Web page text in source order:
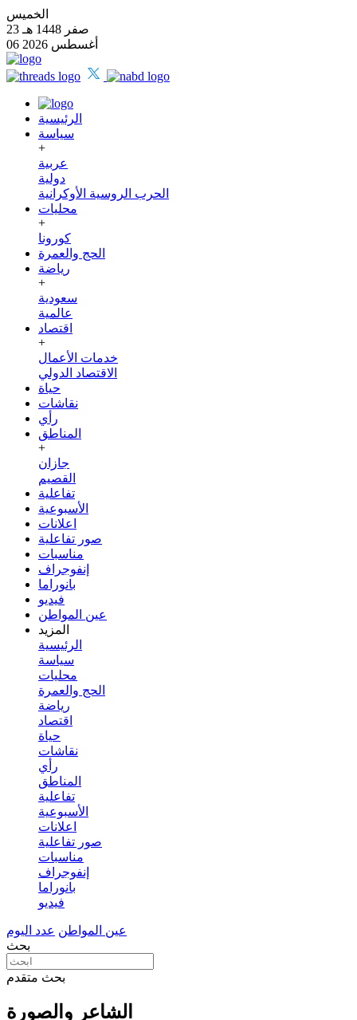
الخميس
23 صفر 1448 هـ
06 أغسطس 2026
الرئيسية
سياسة
+
عربية
دولية
الحرب الروسية الأوكرانية
محليات
+
كورونا
الحج والعمرة
رياضة
+
سعودية
عالمية
اقتصاد
+
خدمات الأعمال
الاقتصاد الدولي
حياة
نقاشات
رأي
المناطق
+
جازان
القصيم
تفاعلية
الأسبوعية
اعلانات
صور تفاعلية
مناسبات
إنفوجراف
بانوراما
فيديو
عين المواطن
المزيد
الرئيسية
سياسة
محليات
الحج والعمرة
رياضة
اقتصاد
حياة
نقاشات
رأي
المناطق
تفاعلية
الأسبوعية
اعلانات
صور تفاعلية
مناسبات
إنفوجراف
بانوراما
فيديو
عين المواطن عدد اليوم
بحث
بحث متقدم
الشاعر والصورة